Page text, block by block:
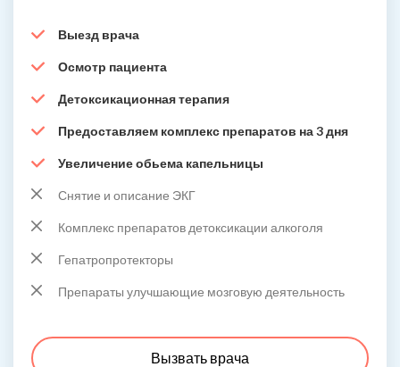
Выезд врача
Осмотр пациента
Детоксикационная терапия
Предоставляем комплекс препаратов на 3 дня
Увеличение обьема капельницы
Снятие и описание ЭКГ
Комплекс препаратов детоксикации алкоголя
Гепатропротекторы
Препараты улучшающие мозговую деятельность
Вызвать врача